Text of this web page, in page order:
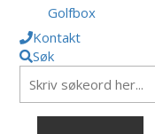
Golfbox
Kontakt
Søk